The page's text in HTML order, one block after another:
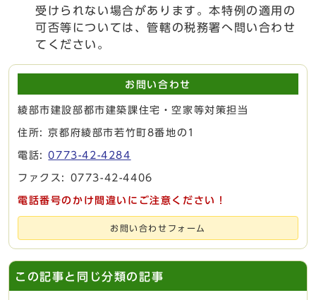
受けられない場合があります。本特例の適用の
可否等については、管轄の税務署へ問い合わせ
てください。
お問い合わせ
綾部市建設部都市建築課住宅・空家等対策担当
住所: 京都府綾部市若竹町8番地の1
電話:0773-42-4284
ファクス: 0773-42-4406
電話番号のかけ間違いにご注意ください！
お問い合わせフォーム
この記事と同じ分類の記事